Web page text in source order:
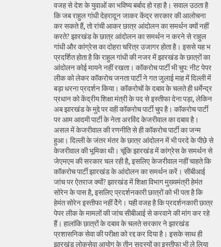
वजह से देश के युवाओं का भविष्य बर्बाद हो रहा है। सवाल उठता है
कि जब राहुल गांधी देहरादून जाकर केंद्र सरकार की आलोचना
कर सकते हैं, तो रांची आकर छात्र आंदोलन का समर्थन क्यों नहीं
करते? झारखंड के छात्र आंदोलन का समर्थन न करने से राहुल
गांधी और कांग्रेस का दोहरा चरित्र उजागर होता है। इससे यह भ
प्रदर्शित होता है कि राहुल गांधी की नजर में झारखंड के छात्रों का
आंदोलन कोई मायने नहीं रखता। कॉकरोच पार्टी भी चुप: नीट पेपर
लीक को लेकर कॉकरोच जनता पार्टी ने गत जुलाई माह में दिल्ली में
बड़ा धरना प्रदर्शन किया। कॉकरोचों के दबाव के चलते ही धर्मेन्द्र
प्रधान को केंद्रीय शिक्षा मंत्री के पद से इस्तीफा देना पड़ा, लेकिन
अब झारखंड के मुद्दे पर वही कॉकरोच पार्टी चुप है। कॉकरोच पार्टी
पर आम आदमी पार्टी के नेता अरविंद केजरीवाल का दबाव है।
असल में केजरीवाल की रणनीति से ही कॉकरोच पार्टी का जन्म
हुआ। दिल्ली के जंतर मंतर के छात्र आंदोलन में भी परदे के पीछे से
केजरीवाल की भूमिका थी। चूंकि झारखंड में कांग्रेस के समर्थन से
जेएमएम की सरकार चल रही है, इसलिए केजरीवाल नहीं चाहते कि
कॉकरोच पार्टी झारखंड के आंदोलन का समर्थन करें। सीबीआई
जांच पर ऐतराज क्यों? झारखंड में शिक्षा विभाग मुख्यमंत्री हेमंत
सोरेन के पास है, इसलिए प्रदर्शनकारी छात्रों को भी पता है कि
हेमंत सोरेन इस्तीफा नहीं देेंगे। यही वजह है कि प्रदर्शनकारी छात्र
पेपर लीक के मामलों की जांच सीबीआई से करवाने की मांग कर रहे
हैं। हालांकि छात्रों के दबाव के चलते सरकार ने झारखंड
प्रशासनिक सेवा की परीक्षा को रद्द कर दिया है। इसके साथ ही
झारखंड लोकसेवा आयोग के तीन सदस्यों का इस्तीफा भी ले लिया